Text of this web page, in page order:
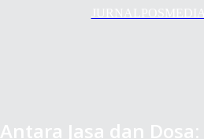
Antara Jasa dan